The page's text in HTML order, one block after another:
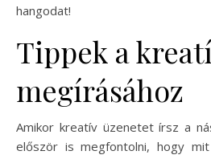
hangodat!
Tippek a
megírásához
Amikor kreatív üzenetet írsz a
először is megfontolni, hogy